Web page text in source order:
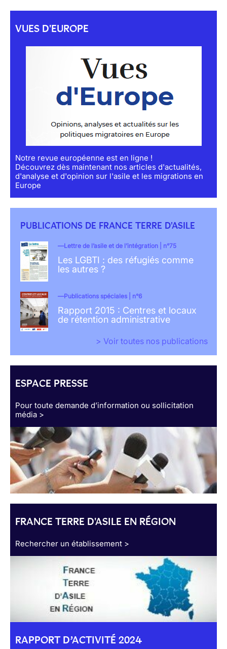
VUES D'EUROPE
Notre revue européenne est en ligne !
Découvrez dès maintenant nos articles d'actualités,
d'analyse et d'opinion sur l'asile et les migrations en
Europe
PUBLICATIONS DE FRANCE TERRE D'ASILE
Lettre de l’asile et de l’intégration | n°75
Les LGBTI : des réfugiés comme
les autres ?
Publications spéciales | n°6
Rapport 2015 : Centres et locaux
de rétention administrative
> Voir toutes nos publications
ESPACE PRESSE
Pour toute demande d’information ou sollicitation
média >
FRANCE TERRE D'ASILE EN RÉGION
Rechercher un établissement >
RAPPORT D’ACTIVITÉ 2024